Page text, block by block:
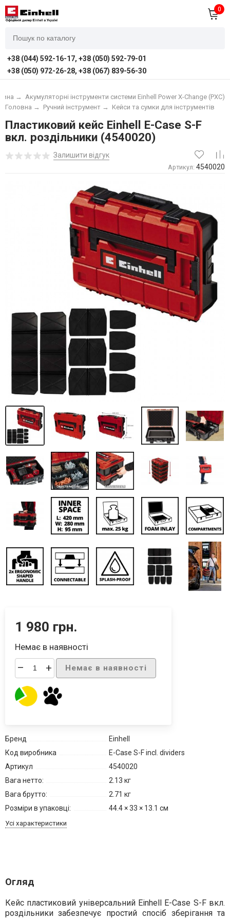
0
+38 (044) 592-16-17, +38 (050) 592-79-01
+38 (050) 972-26-28, +38 (067) 839-56-30
→
Акумуляторні інструменти системи Einhell Power X-Change (PXC)
Кейси та сумки для інструментів
Ручний інструмент →
Головна →
Пластиковий кейс Einhell E-Case S-F
вкл. роздільники (4540020)
Залишити відгук
Артикул: 4540020
1 980 грн.
Немає в наявності
– + Немає в наявності
Бренд
Einhell
Код виробника
E-Case S-F incl. dividers
Артикул
4540020
Вага нетто:
2.13 кг
Вага брутто:
2.71 кг
Розміри в упаковці:
44.4 × 33 × 13.1 см
Усі характеристики
Огляд
Кейс пластиковий універсальний Einhell E-Case S-F вкл.
роздільникизабезпечує простий спосіб зберігання та